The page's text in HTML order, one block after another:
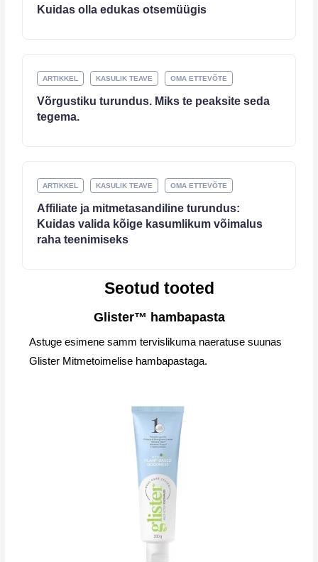
Kuidas olla edukas otsemüügis
ARTIKKEL KASULIK TEAVE OMA ETTEVÕTE
Võrgustiku turundus. Miks te peaksite seda
tegema.
ARTIKKEL KASULIK TEAVE OMA ETTEVÕTE
Affiliate ja mitmetasandiline turundus:
Kuidas valida kõige kasumlikum võimalus
raha teenimiseks
Seotud tooted
Glister™ hambapasta
Astuge esimene samm tervislikuma naeratuse suunas
Glister Mitmetoimelise hambapastaga.